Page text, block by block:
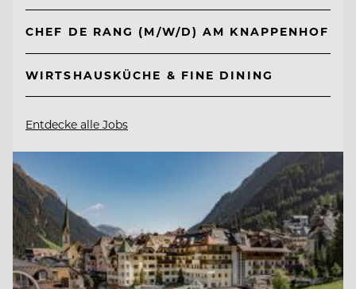
CHEF DE RANG (M/W/D) AM KNAPPENHOF
WIRTSHAUSKÜCHE & FINE DINING
Entdecke alle Jobs